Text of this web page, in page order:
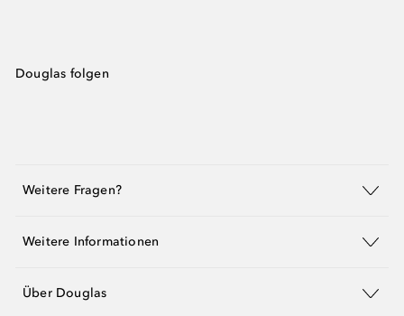
Douglas folgen
Weitere Fragen?
Weitere Informationen
Über Douglas